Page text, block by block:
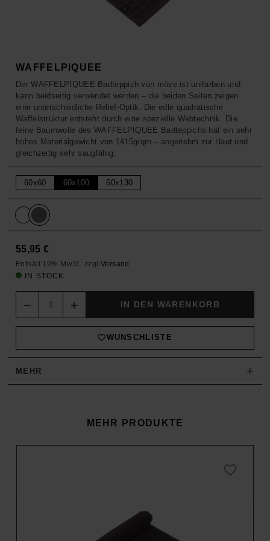
SALE
TOPS
HOSEN
SALE
WAFFELPIQUEE
Der WAFFELPIQUEE Badteppich von möve ist unifarben und
kann beidseitig verwendet werden – die beiden Seiten zeigen
eine unterschiedliche Relief-Optik. Die edle quadratische
Waffelstruktur entsteht durch eine spezielle Webtechnik. Die
feine Baumwolle des WAFFELPIQUEE Badteppichs hat ein sehr
hohes Materialgewicht von 1415g/qm – angenehm zur Haut und
gleichzeitig sehr saugfähig.
60x60 60x100 60x130
55,95 €
Enthält 19% MwSt. zzgl. Versand
IN STOCK
IN DEN WARENKORB
WUNSCHLISTE
MEHR +
MEHR PRODUKTE